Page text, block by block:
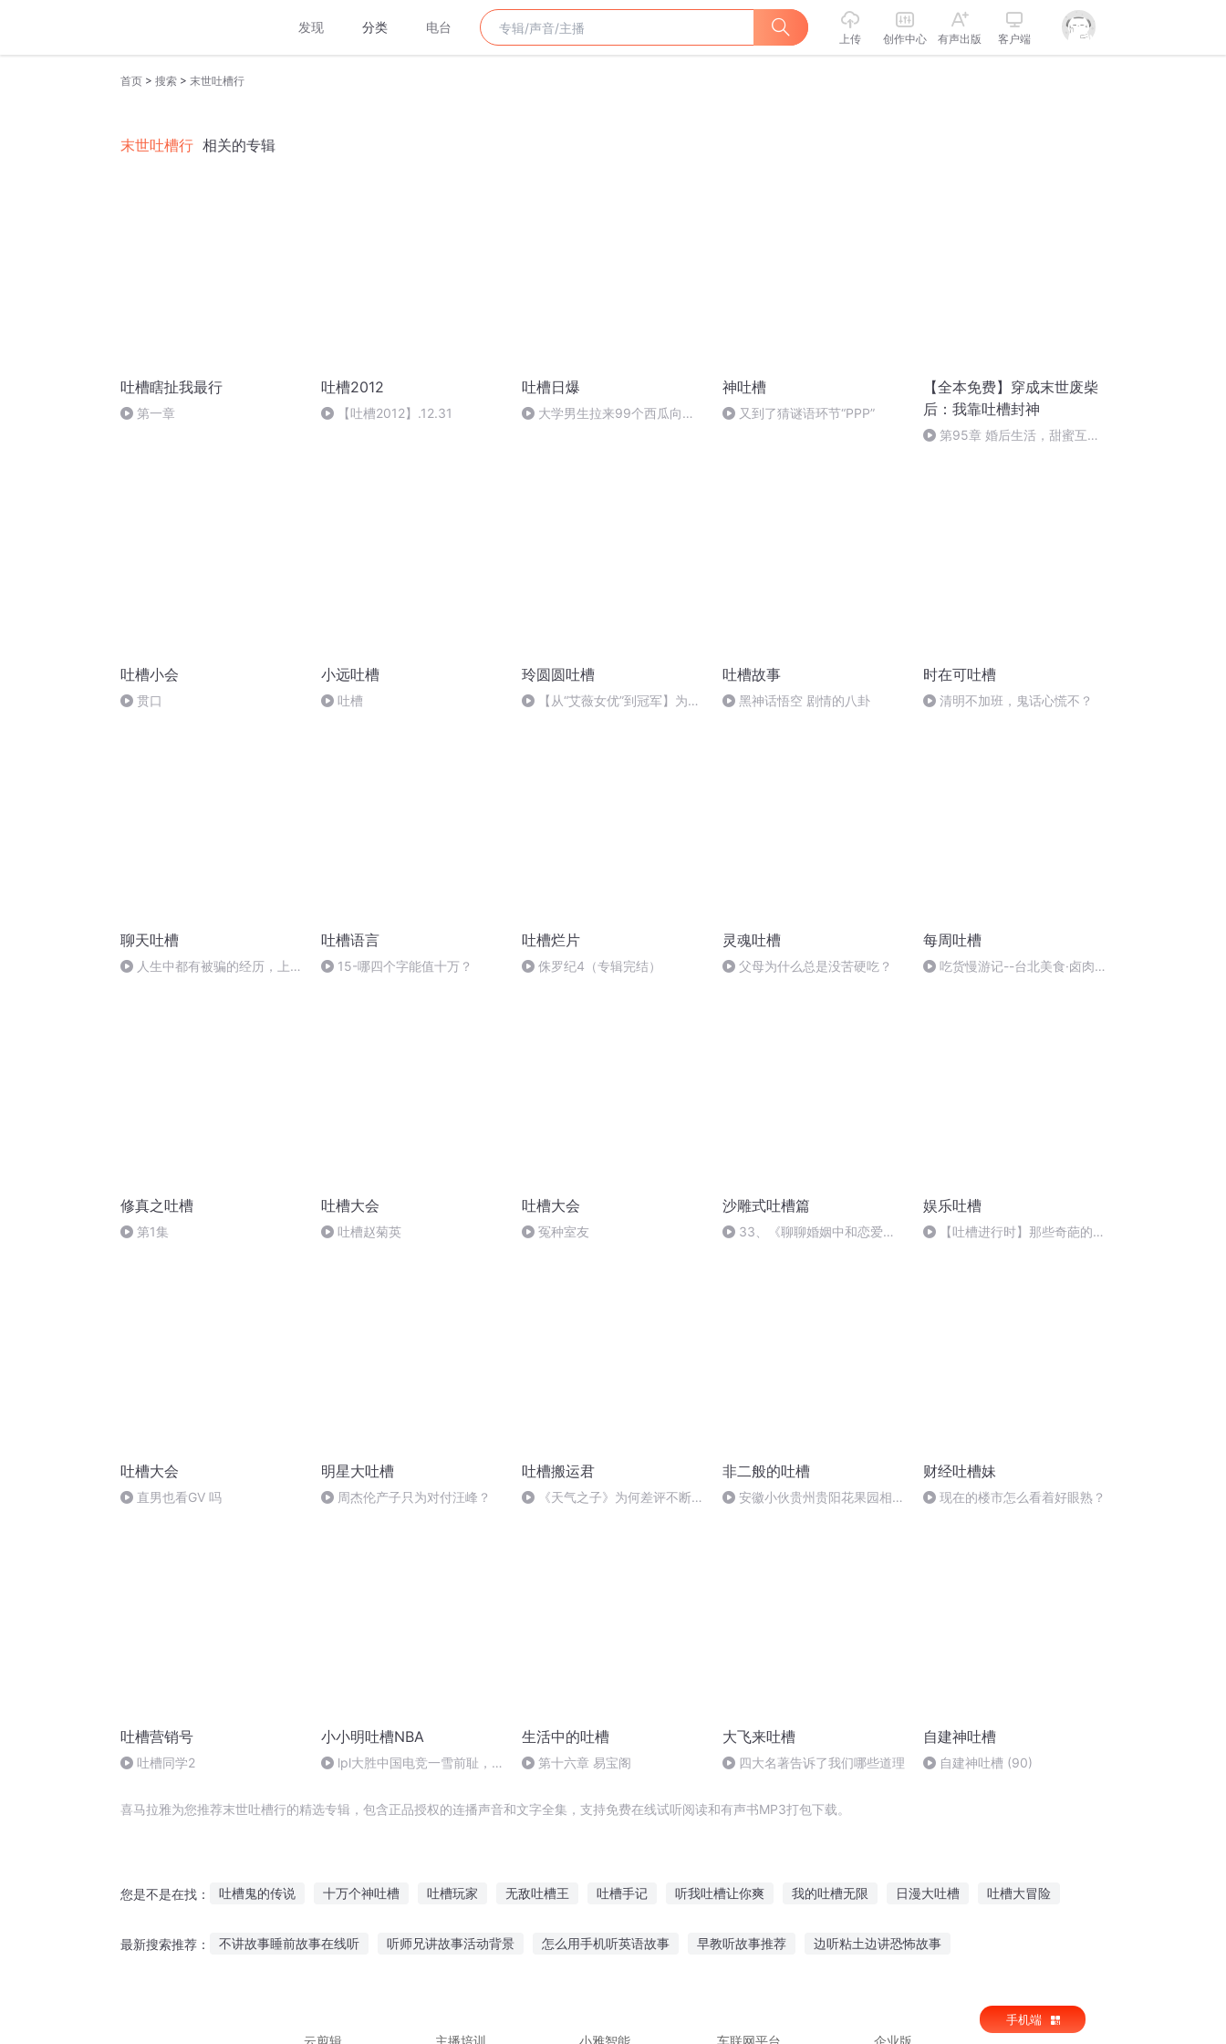
发现 分类 电台
上传 创作中心 有声出版 客户端
首页 > 搜索 > 末世吐槽行
末世吐槽行 相关的专辑
吐槽瞎扯我最行
第一章
吐槽2012
【吐槽2012】.12.31
吐槽日爆
大学男生拉来99个西瓜向女
神吐槽
又到了猜谜语环节“PPP”
【全本免费】穿成末世废柴
后：我靠吐槽封神
第95章 婚后生活，甜蜜互怼
吐槽小会
贯口
小远吐槽
吐槽
玲圆圆吐槽
【从“艾薇女优”到冠军】为追
吐槽故事
黑神话悟空 剧情的八卦
时在可吐槽
清明不加班，鬼话心慌不？
聊天吐槽
人生中都有被骗的经历，上过
吐槽语言
15-哪四个字能值十万？
吐槽烂片
侏罗纪4（专辑完结）
灵魂吐槽
父母为什么总是没苦硬吃？
每周吐槽
吃货慢游记--台北美食·卤肉
修真之吐槽
第1集
吐槽大会
吐槽赵菊英
吐槽大会
冤种室友
沙雕式吐槽篇
33、《聊聊婚姻中和恋爱不
娱乐吐槽
【吐槽进行时】那些奇葩的室
吐槽大会
直男也看GV 吗
明星大吐槽
周杰伦产子只为对付汪峰？
吐槽搬运君
《天气之子》为何差评不断？
非二般的吐槽
安徽小伙贵州贵阳花果园相
财经吐槽妹
现在的楼市怎么看着好眼熟？
吐槽营销号
吐槽同学2
小小明吐槽NBA
lpl大胜中国电竞一雪前耻，
生活中的吐槽
第十六章 易宝阁
大飞来吐槽
四大名著告诉了我们哪些道理
自建神吐槽
自建神吐槽 (90)
喜马拉雅为您推荐末世吐槽行的精选专辑，包含正品授权的连播声音和文字全集，支持免费在线试听阅读和有声书MP3打包下载。
您是不是在找： 吐槽鬼的传说 十万个神吐槽 吐槽玩家 无敌吐槽王 吐槽手记 听我吐槽让你爽 我的吐槽无限 日漫大吐槽 吐槽大冒险
最新搜索推荐： 不讲故事睡前故事在线听 听师兄讲故事活动背景 怎么用手机听英语故事 早教听故事推荐 边听粘土边讲恐怖故事
云剪辑
主播培训 小雅智能 车联网平台 企业版
手机端